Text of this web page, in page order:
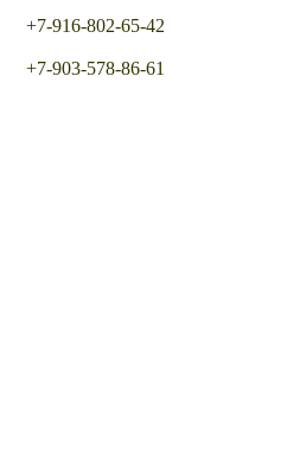
+7-916-802-65-42
+7-903-578-86-61